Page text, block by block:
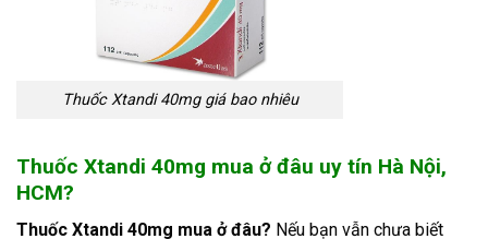
Thuốc Xtandi 40mg giá bao nhiêu
Thuốc Xtandi 40mg mua ở đâu uy tín Hà Nội,
HCM?
Thuốc Xtandi 40mg mua ở đâu? Nếu bạn vẫn chưa biết